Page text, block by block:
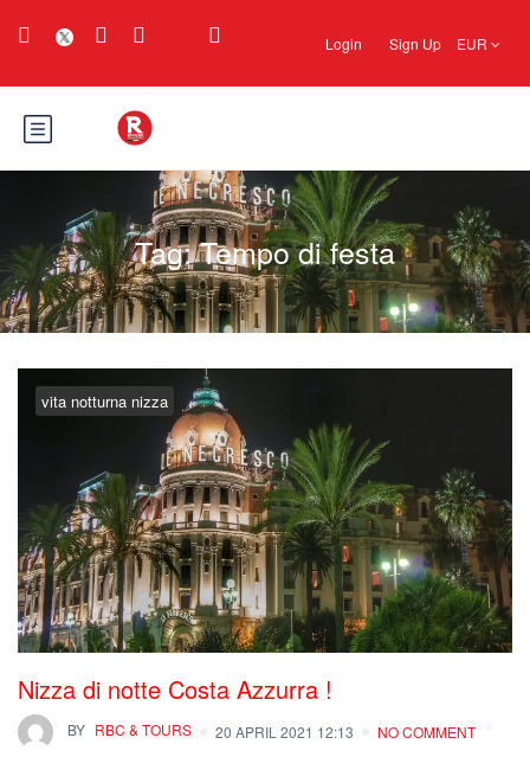
Login Sign Up EUR
Tag:Tempo di festa
vita notturna nizza
Nizza di notte Costa Azzurra !
BY RBC & TOURS 20 APRIL 2021 12:13 NO COMMENT